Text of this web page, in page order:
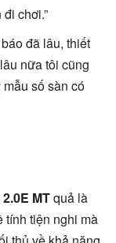
chơi.”
đã lâu, thiết
nữa tôi cũng
số sàn có
MTquả là
tính tiện nghi mà